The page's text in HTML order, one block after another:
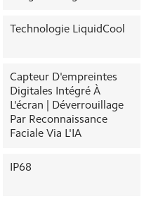
Technologie LiquidCool
Capteur D'empreintes
Digitales Intégré À
L'écran | Déverrouillage
Par Reconnaissance
Faciale Via L'IA
IP68